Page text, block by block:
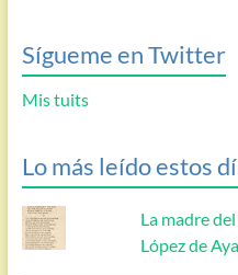
Sígueme en Twitter
Mis tuits
Lo más leído estos
La madre
López de